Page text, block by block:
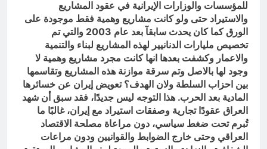
للمؤسسات والوزارات الإيرانية في عقود المشاريع
والاستيراد حتى ولو كانت مشاريع وهمية فقط موجودة على
الورق كما كان يحدث سابقآ بعد عام 2003 والتي تم
تخصيص مليارات الدنانيير لهذه المشاريع لبناء والتنمية
والاعمار وكشفت بعدها انها كانت مجرد مشاريع وهمية لا
وجود لها بالاصل وتم سرقة موازنة هذه المشاريع وتقاسمها
بين احزاب السلطة ولان الهدف؟ تعويض إيران عن خسائرها
المادية بعد الحرب. هذا التوجه ليس جديدًا، فقد سبق أن شهد
العراق عقودًا تجارية وصفقات استيراد مع إيران، غالبًا ما
تُبرم تحت ضغط سياسي، دون مراعاة مصلحة الاقتصاد
العراقي وحتى خارج الضوابط والقوانيين ودون مراعات